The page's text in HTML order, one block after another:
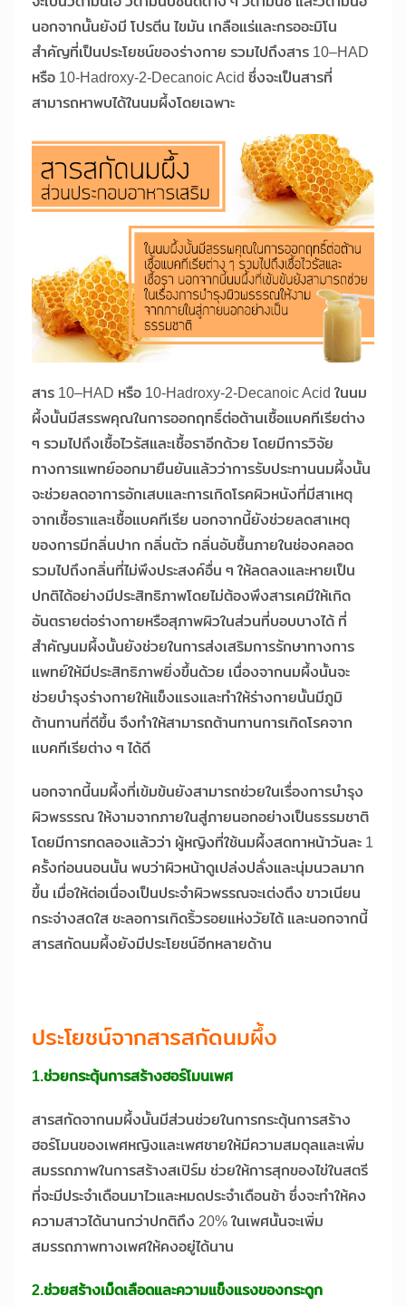
นอกจากนั้นยังมี โปรตีน ไขมัน เกลือแร่และกรออะมิโน
สำคัญที่เป็นประโยชน์ของร่างกาย รวมไปถึงสาร 10–HAD
หรือ 10-Hadroxy-2-Decanoic Acid ซึ่งจะเป็นสารที่
สามารถหาพบได้ในนมผึ้งโดยเฉพาะ
สาร 10–HAD หรือ 10-Hadroxy-2-Decanoic Acid ในนม
ผึ้งนั้นมีสรรพคุณในการออกฤทธิ์ต่อต้านเชื้อแบคทีเรียต่าง
ๆ รวมไปถึงเชื้อไวรัสและเชื้อราอีกด้วย โดยมีการวิจัย
ทางการแพทย์ออกมายืนยันแล้วว่าการรับประทานนมผึ้งนั้น
จะช่วยลดอาการอักเสบและการเกิดโรคผิวหนังที่มีสาเหตุ
จากเชื้อราและเชื้อแบคทีเรีย นอกจากนี้ยังช่วยลดสาเหตุ
ของการมีกลิ่นปาก กลิ่นตัว กลิ่นอับชื้นภายในช่องคลอด
รวมไปถึงกลิ่นที่ไม่พึงประสงค์อื่น ๆ ให้ลดลงและหายเป็น
ปกติได้อย่างมีประสิทธิภาพโดยไม่ต้องพึงสารเคมีให้เกิด
อันตรายต่อร่างกายหรือสุภาพผิวในส่วนที่บอบบางได้ ที่
สำคัญนมผึ้งนั้นยังช่วยในการส่งเสริมการรักษาทางการ
แพทย์ให้มีประสิทธิภาพยิ่งขึ้นด้วย เนื่องจากนมผึ้งนั้นจะ
ช่วยบำรุงร่างกายให้แข็งแรงและทำให้ร่างกายนั้นมีภูมิ
ต้านทานที่ดีขึ้น จึงทำให้สามารถต้านทานการเกิดโรคจาก
แบคทีเรียต่าง ๆ ได้ดี
นอกจากนี้นมผึ้งที่เข้มข้นยังสามารถช่วยในเรื่องการบำรุง
ผิวพรรรณ ให้งามจากภายในสู่ภายนอกอย่างเป็นธรรมชาติ
โดยมีการทดลองแล้วว่า ผู้หญิงที่ใช้นมผึ้งสดทาหน้าวันละ 1
ครั้งก่อนนอนนั้น พบว่าผิวหน้าดูเปล่งปลั่งและนุ่มนวลมาก
ขึ้น เมื่อให้ต่อเนื่องเป็นประจำผิวพรรณจะเต่งตึง ขาวเนียน
กระจ่างสดใส ชะลอการเกิดริ้วรอยแห่งวัยได้ และนอกจากนี้
สารสกัดนมผึ้งยังมีประโยชน์อีกหลายด้าน
ประโยชน์จากสารสกัดนมผึ้ง
1.ช่วยกระตุ้นการสร้างฮอร์โมนเพศ
สารสกัดจากนมผึ้งนั้นมีส่วนช่วยในการกระตุ้นการสร้าง
ฮอร์โมนของเพศหญิงและเพศชายให้มีความสมดุลและเพิ่ม
สมรรถภาพในการสร้างสเปิร์ม ช่วยให้การสุกของไข่ในสตรี
ที่จะมีประจำเดือนมาไวและหมดประจำเดือนช้า ซึ่งจะทำให้คง
ความสาวได้นานกว่าปกติถึง 20% ในเพศนั้นจะเพิ่ม
สมรรถภาพทางเพศให้คงอยู่ได้นาน
2.ช่วยสร้างเม็ดเลือดและความแข็งแรงของกระดูก